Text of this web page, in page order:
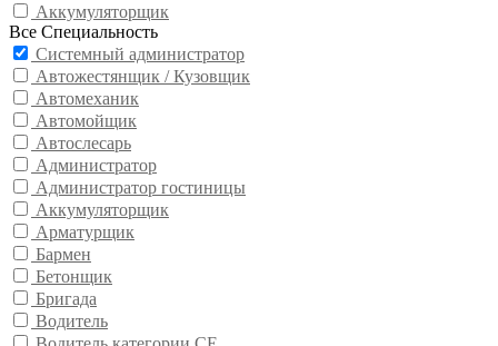
Аккумуляторщик
Все Специальность
Системный администратор
Автожестянщик / Кузовщик
Автомеханик
Автомойщик
Автослесарь
Администратор
Администратор гостиницы
Аккумуляторщик
Арматурщик
Бармен
Бетонщик
Бригада
Водитель